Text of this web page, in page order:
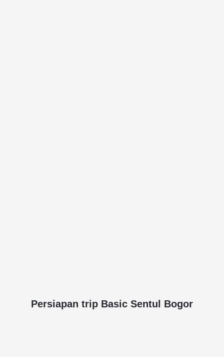
Persiapan trip Basic Sentul Bogor